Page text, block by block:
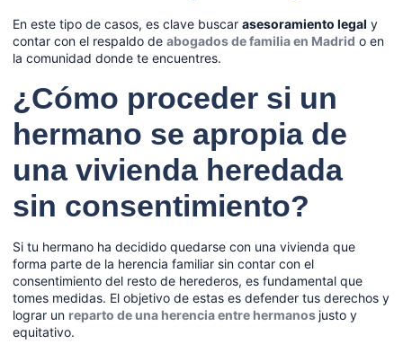
En este tipo de casos, es clave buscar asesoramiento legal y
contar con el respaldo de abogados de familia en Madrid o en
la comunidad donde te encuentres.
¿Cómo proceder si un
hermano se apropia de
una vivienda heredada
sin consentimiento?
Si tu hermano ha decidido quedarse con una vivienda que
forma parte de la herencia familiar sin contar con el
consentimiento del resto de herederos, es fundamental que
tomes medidas. El objetivo de estas es defender tus derechos y
lograr un reparto de una herencia entre hermanos justo y
equitativo.